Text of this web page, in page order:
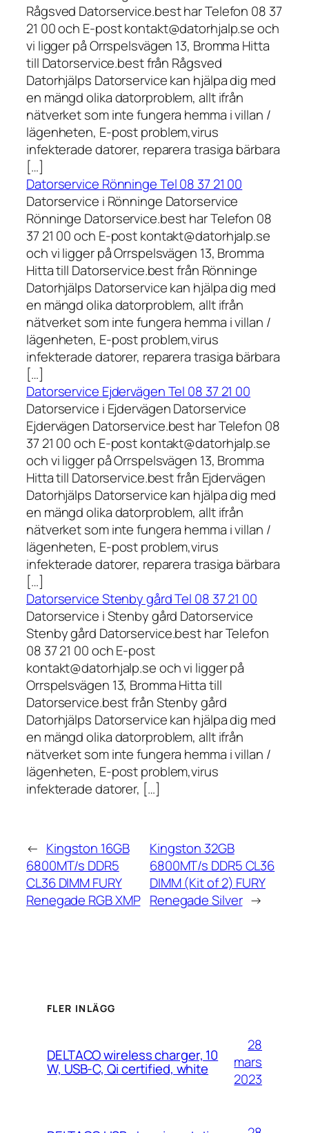
Rågsved Datorservice.best har Telefon 08 37
21 00 och E-post kontakt@datorhjalp.se och
vi ligger på Orrspelsvägen 13, Bromma Hitta
till Datorservice.best från Rågsved
Datorhjälps Datorservice kan hjälpa dig med
en mängd olika datorproblem, allt ifrån
nätverket som inte fungera hemma i villan /
lägenheten, E-post problem,virus
infekterade datorer, reparera trasiga bärbara
[…]
Datorservice Rönninge Tel 08 37 21 00
Datorservice i Rönninge Datorservice
Rönninge Datorservice.best har Telefon 08
37 21 00 och E-post kontakt@datorhjalp.se
och vi ligger på Orrspelsvägen 13, Bromma
Hitta till Datorservice.best från Rönninge
Datorhjälps Datorservice kan hjälpa dig med
en mängd olika datorproblem, allt ifrån
nätverket som inte fungera hemma i villan /
lägenheten, E-post problem,virus
infekterade datorer, reparera trasiga bärbara
[…]
Datorservice Ejdervägen Tel 08 37 21 00
Datorservice i Ejdervägen Datorservice
Ejdervägen Datorservice.best har Telefon 08
37 21 00 och E-post kontakt@datorhjalp.se
och vi ligger på Orrspelsvägen 13, Bromma
Hitta till Datorservice.best från Ejdervägen
Datorhjälps Datorservice kan hjälpa dig med
en mängd olika datorproblem, allt ifrån
nätverket som inte fungera hemma i villan /
lägenheten, E-post problem,virus
infekterade datorer, reparera trasiga bärbara
[…]
Datorservice Stenby gård Tel 08 37 21 00
Datorservice i Stenby gård Datorservice
Stenby gård Datorservice.best har Telefon
08 37 21 00 och E-post
kontakt@datorhjalp.se och vi ligger på
Orrspelsvägen 13, Bromma Hitta till
Datorservice.best från Stenby gård
Datorhjälps Datorservice kan hjälpa dig med
en mängd olika datorproblem, allt ifrån
nätverket som inte fungera hemma i villan /
lägenheten, E-post problem,virus
infekterade datorer, […]
← Kingston 16GB
6800MT/s DDR5
CL36 DIMM FURY
Renegade RGB XMP
Kingston 32GB
6800MT/s DDR5 CL36
DIMM (Kit of 2) FURY
Renegade Silver →
FLER INLÄGG
DELTACO wireless charger, 10
W, USB-C, Qi certified, white
28
mars
2023